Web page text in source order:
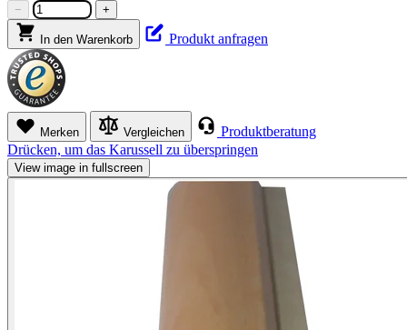
− +
In den Warenkorb Produkt anfragen
Merken Vergleichen
Produktberatung
Drücken, um das Karussell zu überspringen
View image in fullscreen